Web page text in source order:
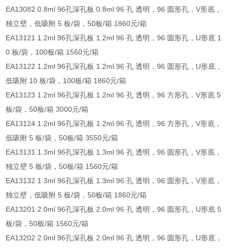
EA13082 0.8ml 96孔深孔板 0.8ml 96 孔 透明，96 圆形孔，V形底，
独立壁，低吸附 5 板/袋，50板/箱 1860元/箱
EA13121 1.2ml 96孔深孔板 1.2ml 96 孔 透明，96 圆形孔，U形底 1
0 板/袋，100板/箱 1560元/箱
EA13122 1.2ml 96孔深孔板 1.2ml 96 孔 透明，96 圆形孔，U形底，
低吸附 10 板/袋，100板/箱 1860元/箱
EA13123 1.2ml 96孔深孔板 1.2ml 96 孔 透明，96 方形孔，V形底 5
板/袋，50板/箱 3000元/箱
EA13124 1.2ml 96孔深孔板 1.2ml 96 孔 透明，96 方形孔，V形底，
低吸附 5 板/袋，50板/箱 3550元/箱
EA13131 1.3ml 96孔深孔板 1.3ml 96 孔 透明，96 圆形孔，V形底，
独立壁 5 板/袋，50板/箱 1560元/箱
EA13132 1.3ml 96孔深孔板 1.3ml 96 孔 透明，96 圆形孔，V形底，
独立壁，低吸附 5 板/袋，50板/箱 1860元/箱
EA13201 2.0ml 96孔深孔板 2.0ml 96 孔 透明，96 圆形孔，U形底 5
板/袋，50板/箱 1560元/箱
EA13202 2.0ml 96孔深孔板 2.0ml 96 孔 透明，96 圆形孔，U形底，